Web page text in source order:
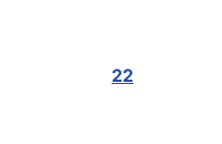
22